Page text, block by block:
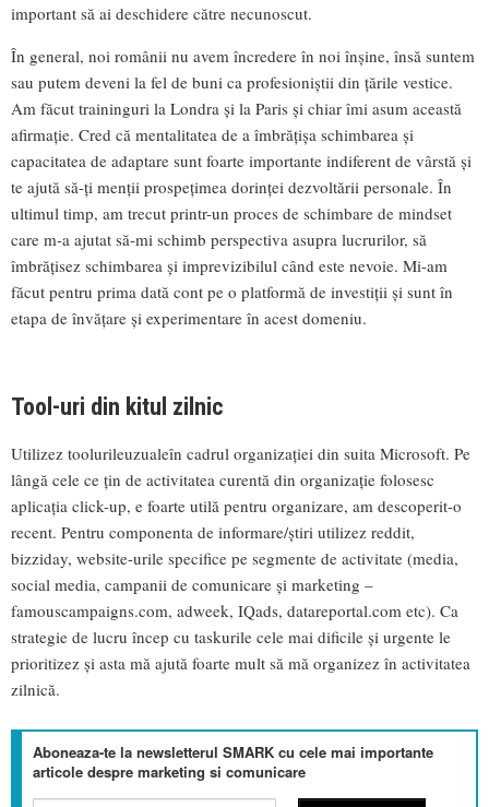
important să ai deschidere către necunoscut.
În general, noi românii nu avem încredere în noi înșine, însă suntem
sau putem deveni la fel de buni ca profesioniștii din țările vestice.
Am făcut traininguri la Londra și la Paris și chiar îmi asum această
afirmație. Cred că mentalitatea de a îmbrățișa schimbarea și
capacitatea de adaptare sunt foarte importante indiferent de vârstă și
te ajută să-ți menții prospețimea dorinței dezvoltării personale. În
ultimul timp, am trecut printr-un proces de schimbare de mindset
care m-a ajutat să-mi schimb perspectiva asupra lucrurilor, să
îmbrățisez schimbarea și imprevizibilul când este nevoie. Mi-am
făcut pentru prima dată cont pe o platformă de investiții și sunt în
etapa de învățare și experimentare în acest domeniu.
Tool-uri din kitul zilnic
Utilizez toolurileuzualeîn cadrul organizației din suita Microsoft. Pe
lângă cele ce țin de activitatea curentă din organizație folosesc
aplicația click-up, e foarte utilă pentru organizare, am descoperit-o
recent. Pentru componenta de informare/știri utilizez reddit,
bizziday, website-urile specifice pe segmente de activitate (media,
social media, campanii de comunicare și marketing –
famouscampaigns.com, adweek, IQads, datareportal.com etc). Ca
strategie de lucru încep cu taskurile cele mai dificile și urgente le
prioritizez și asta mă ajută foarte mult să mă organizez în activitatea
zilnică.
Aboneaza-te la newsletterul SMARK cu cele mai importante
articole despre marketing si comunicare